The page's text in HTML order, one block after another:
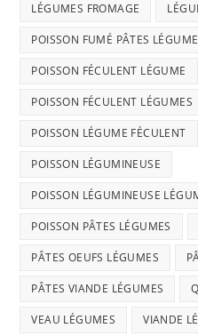
LÉGUMES FROMAGE
POISSON FUMÉ PÂTES
POISSON FÉCULENT LÉGUME
POISSON FÉCULENT LÉGUMES
POISSON LÉGUME FÉCULENT
POISSON LÉGUMINEUSE
POISSON LÉGUMINEUSE
POISSON PÂTES LÉGUMES
PÂTES OEUFS LÉGUMES
PÂTES VIANDE LÉGUMES
VEAU LÉGUMES VIANDE